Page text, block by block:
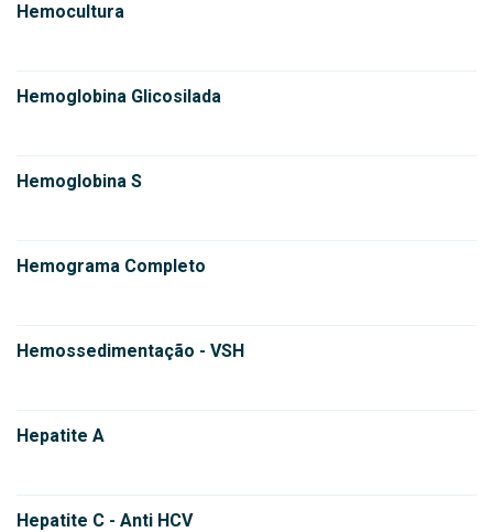
Hemocultura
Hemoglobina Glicosilada
Hemoglobina S
Hemograma Completo
Hemossedimentação - VSH
Hepatite A
Hepatite C - Anti HCV